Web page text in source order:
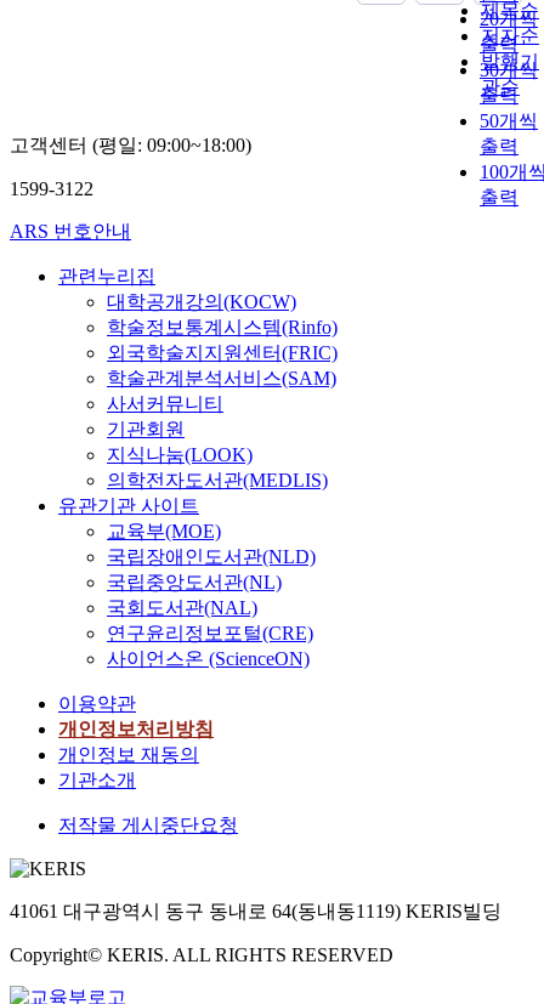
제목순
저자순
발행기
관순
20개씩
출력
30개씩
출력
50개씩
출력
100개
출력
고객센터 (평일: 09:00~18:00)
1599-3122
ARS 번호안내
관련누리집
대학공개강의(KOCW)
학술정보통계시스템(Rinfo)
외국학술지지원센터(FRIC)
학술관계분석서비스(SAM)
사서커뮤니티
기관회원
지식나눔(LOOK)
의학전자도서관(MEDLIS)
유관기관 사이트
교육부(MOE)
국립장애인도서관(NLD)
국립중앙도서관(NL)
국회도서관(NAL)
연구윤리정보포털(CRE)
사이언스온 (ScienceON)
이용약관
개인정보처리방침
개인정보 재동의
기관소개
저작물 게시중단요청
41061 대구광역시 동구 동내로 64(동내동1119) KERIS빌딩
Copyright© KERIS. ALL RIGHTS RESERVED